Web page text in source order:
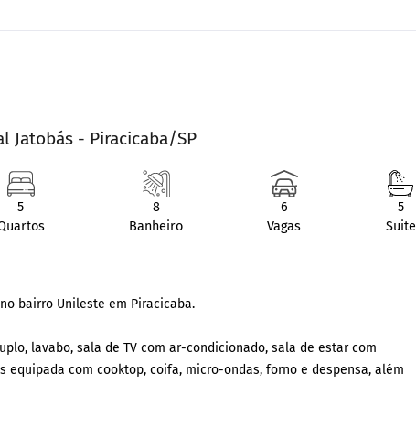
Jatobás - Piracicaba/SP
5
8
Banheiro
6
Vagas
5
Suite
bairro Unileste em Piracicaba.
lavabo, sala de TV com ar-condicionado, sala de estar com
com cooktop, coifa, micro-ondas, forno e despensa, além